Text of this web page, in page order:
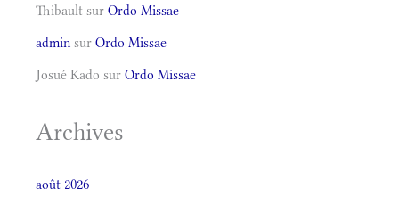
Thibault sur Ordo Missae
admin sur Ordo Missae
Josué Kado sur Ordo Missae
Archives
août 2026